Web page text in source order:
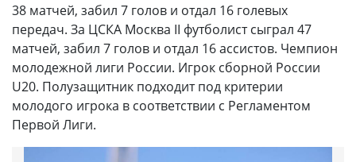
38 матчей, забил 7 голов и отдал 16 голевых
передач. За ЦСКА Москва II футболист сыграл 47
матчей, забил 7 голов и отдал 16 ассистов. Чемпион
молодежной лиги России. Игрок сборной России
U20. Полузащитник подходит под критерии
молодого игрока в соответствии с Регламентом
Первой Лиги.